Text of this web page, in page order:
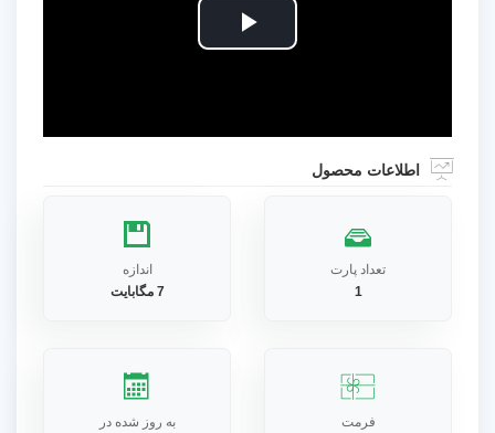
Play
اطلاعات محصول
تعداد پارت
1
اندازه
7 مگابایت
فرمت
به روز شده در